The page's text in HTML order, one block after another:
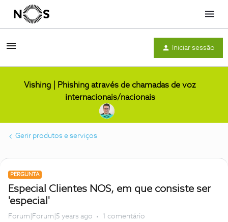
Menu
Iniciar sessão
Vishing | Phishing através de chamadas de voz
internacionais/nacionais
Gerir produtos e serviços
PERGUNTA
Especial Clientes NOS, em que consiste ser
'especial'
Forum|Forum|5 years ago 1 comentário